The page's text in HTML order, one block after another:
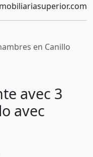
en Canillo
avec 3
avec